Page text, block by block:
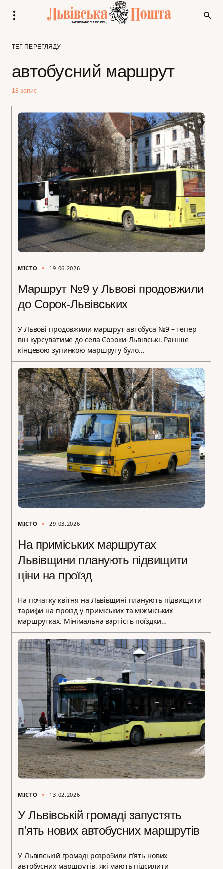
ТЕГ ПЕРЕГЛЯДУ
автобусний маршрут
18 запис
МІСТО 19.06.2026
Маршрут №9 у Львові продовжили
до Сорок-Львівських
У Львові продовжили маршрут автобуса №9 – тепер
він курсуватиме до села Сороки-Львівські. Раніше
кінцевою зупинкою маршруту було…
МІСТО 29.03.2026
На приміських маршрутах
Львівщини планують підвищити
ціни на проїзд
На початку квітня на Львівщині планують підвищити
тарифи на проїзд у приміських та міжміських
маршрутках. Мінімальна вартість поїздки…
МІСТО 13.02.2026
У Львівській громаді запустять
п’ять нових автобусних маршрутів
У Львівській громаді розробили п’ять нових
автобусних маршрутів, які мають підсилити